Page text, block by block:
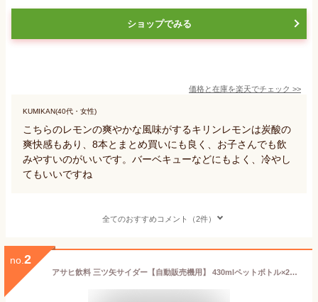
ショップでみる
価格と在庫を楽天でチェック >>
KUMIKAN(40代・女性)
こちらのレモンの爽やかな風味がするキリンレモンは炭酸の
爽快感もあり、8本とまとめ買いにも良く、お子さんでも飲
みやすいのがいいです。バーベキューなどにもよく、冷やし
てもいいですね
全てのおすすめコメント（2件）
no. 2
アサヒ飲料 三ツ矢サイダー【自動販売機用】 430mlペットボトル×24本入｜ 送料無料 炭酸飲料 MITSUYA CIDER PET